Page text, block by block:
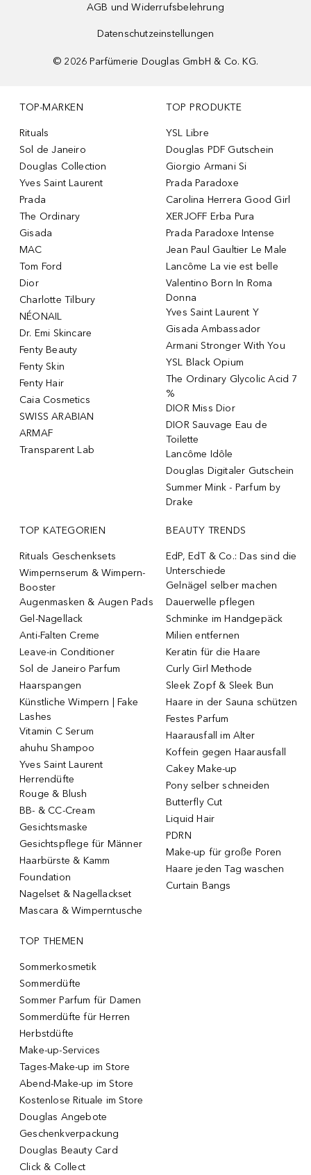
AGB und Widerrufsbelehrung
Datenschutzeinstellungen
© 2026 Parfümerie Douglas GmbH & Co. KG.
TOP-MARKEN
Rituals
Sol de Janeiro
Douglas Collection
Yves Saint Laurent
Prada
The Ordinary
Gisada
MAC
Tom Ford
Dior
Charlotte Tilbury
NÉONAIL
Dr. Emi Skincare
Fenty Beauty
Fenty Skin
Fenty Hair
Caia Cosmetics
SWISS ARABIAN
ARMAF
Transparent Lab
TOP PRODUKTE
YSL Libre
Douglas PDF Gutschein
Giorgio Armani Si
Prada Paradoxe
Carolina Herrera Good Girl
XERJOFF Erba Pura
Prada Paradoxe Intense
Jean Paul Gaultier Le Male
Lancôme La vie est belle
Valentino Born In Roma
Donna
Yves Saint Laurent Y
Gisada Ambassador
Armani Stronger With You
YSL Black Opium
The Ordinary Glycolic Acid 7
%
DIOR Miss Dior
DIOR Sauvage Eau de
Toilette
Lancôme Idôle
Douglas Digitaler Gutschein
Summer Mink - Parfum by
Drake
TOP KATEGORIEN
Rituals Geschenksets
Wimpernserum & Wimpern-
Booster
Augenmasken & Augen Pads
Gel-Nagellack
Anti-Falten Creme
Leave-in Conditioner
Sol de Janeiro Parfum
Haarspangen
Künstliche Wimpern | Fake
Lashes
Vitamin C Serum
ahuhu Shampoo
Yves Saint Laurent
Herrendüfte
Rouge & Blush
BB- & CC-Cream
Gesichtsmaske
Gesichtspflege für Männer
Haarbürste & Kamm
Foundation
Nagelset & Nagellackset
Mascara & Wimperntusche
BEAUTY TRENDS
EdP, EdT & Co.: Das sind die
Unterschiede
Gelnägel selber machen
Dauerwelle pflegen
Schminke im Handgepäck
Milien entfernen
Keratin für die Haare
Curly Girl Methode
Sleek Zopf & Sleek Bun
Haare in der Sauna schützen
Festes Parfum
Haarausfall im Alter
Koffein gegen Haarausfall
Cakey Make-up
Pony selber schneiden
Butterfly Cut
Liquid Hair
PDRN
Make-up für große Poren
Haare jeden Tag waschen
Curtain Bangs
TOP THEMEN
Sommerkosmetik
Sommerdüfte
Sommer Parfum für Damen
Sommerdüfte für Herren
Herbstdüfte
Make-up-Services
Tages-Make-up im Store
Abend-Make-up im Store
Kostenlose Rituale im Store
Douglas Angebote
Geschenkverpackung
Douglas Beauty Card
Click & Collect